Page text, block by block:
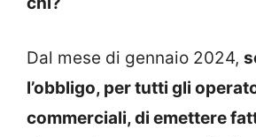
Dal mese di gennaio 2024,
l’obbligo, per tutti gli
commerciali, di emettere